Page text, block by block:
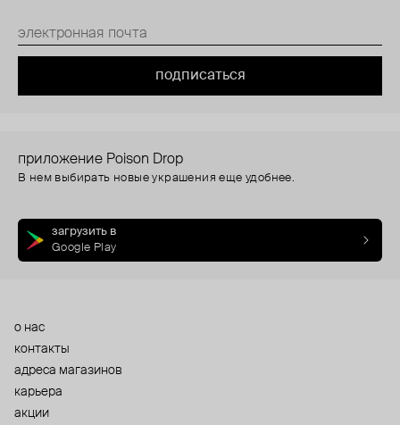
подписаться
приложение Poison Drop
В нем выбирать новые украшения еще удобнее.
загрузить в
Google Play
о нас
контакты
адреса магазинов
карьера
акции